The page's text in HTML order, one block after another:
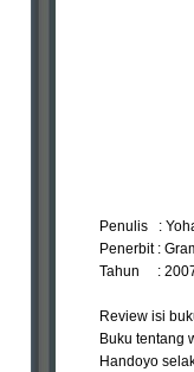
Penulis :
Penerbit :
Tahun :
Review isi
Buku tentang
Handoyo